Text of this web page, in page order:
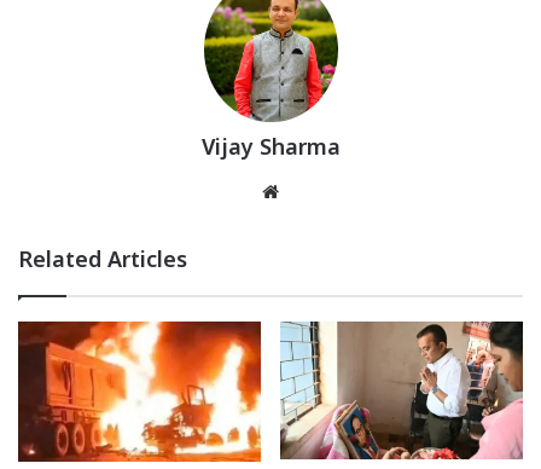
Vijay Sharma
Related Articles